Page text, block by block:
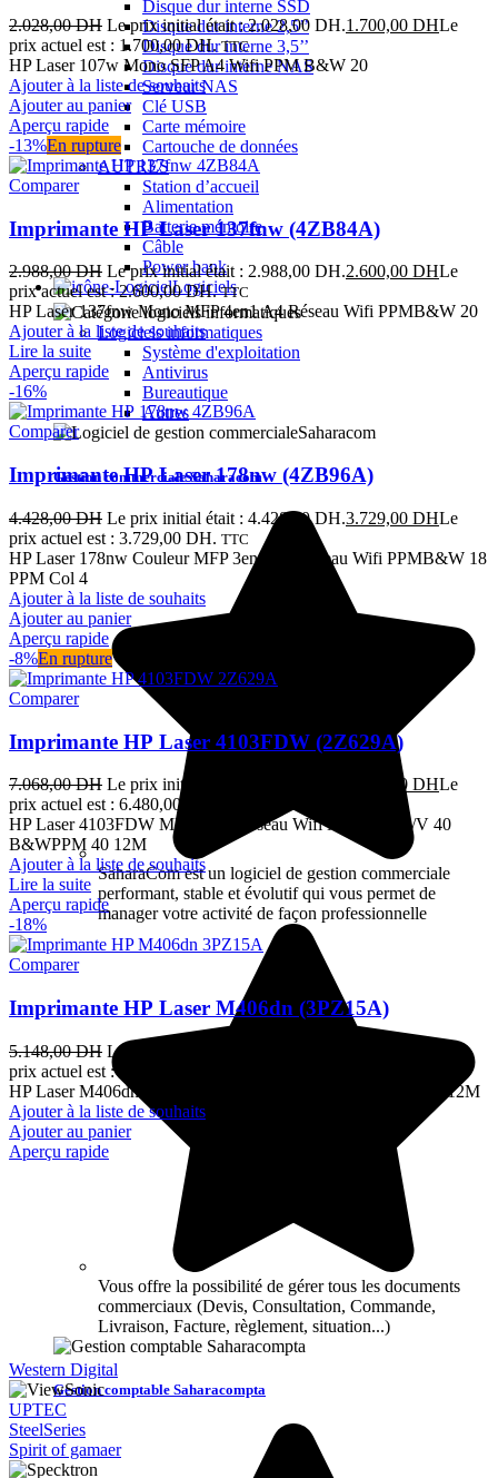
Disque dur interne SSD
Disque dur interne 2,5’’
Disque dur interne 3,5’’
Disque dur interne NAS
Serveur NAS
Clé USB
Carte mémoire
Cartouche de données
AUTRES
Station d’accueil
Alimentation
Batterie mémoire
Câble
Power bank
Logiciels
Logiciels informatiques
Système d'exploitation
Antivirus
Bureautique
Autres
Gestion commerciale Saharacom
SaharaCom est un logiciel de gestion commerciale
performant, stable et évolutif qui vous permet de
manager votre activité de façon professionnelle
Vous offre la possibilité de gérer tous les documents
commerciaux (Devis, Consultation, Commande,
Livraison, Facture, règlement, situation...)
Gestion comptable Saharacompta
2.028,00DH Le prix initial était : 2.028,00 DH.1.700,00 DHLe
prix actuel est : 1.700,00 DH. TTC
HP Laser 107w Mono SFP A4 Wifi PPM B&W 20
Ajouter à la liste de souhaits
Ajouter au panier
Aperçu rapide
-13%En rupture
Comparer
Imprimante HP Laser 137fnw (4ZB84A)
2.988,00DH Le prix initial était : 2.988,00 DH.2.600,00 DHLe
prix actuel est : 2.600,00 DH. TTC
HP Laser 137fnw Mono MFP 4en1 A4 Réseau Wifi PPMB&W 20
Ajouter à la liste de souhaits
Lire la suite
Aperçu rapide
-16%
Comparer
Imprimante HP Laser 178nw (4ZB96A)
4.428,00DH Le prix initial était : 4.428,00 DH.3.729,00 DHLe
prix actuel est : 3.729,00 DH. TTC
HP Laser 178nw Couleur MFP 3en1 A4 Réseau Wifi PPMB&W 18
PPM Col 4
Ajouter à la liste de souhaits
Ajouter au panier
Aperçu rapide
-8%En rupture
Comparer
Imprimante HP Laser 4103FDW (2Z629A)
7.068,00DH Le prix initial était : 7.068,00 DH. 6.480,00 DHLe
prix actuel est : 6.480,00 DH.
HP Laser 4103FDW MFP 4en1 Réseau Wifi Mono A4 R/V 40
B&WPPM 40 12M
Ajouter à la liste de souhaits
Lire la suite
Aperçu rapide
-18%
Comparer
Imprimante HP Laser M406dn (3PZ15A)
5.148,00DH Le prix initial était : 5.148,00 DH.
prix actuel est : 4.200,00 DH.
HP Laser M406dn SFP Non Mono A4 Non 38 B&WPPM 38 12M
Ajouter à la liste de souhaits
Ajouter au panier
Aperçu rapide
Western Digital
UPTEC
SteelSeries
Spirit of gamaer